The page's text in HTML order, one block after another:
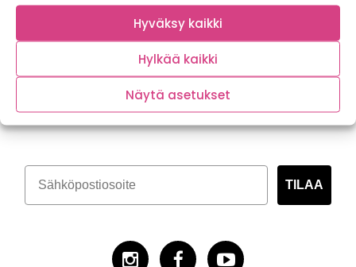
Hyväksy kaikki
Hylkää kaikki
Näytä asetukset
Tilaa kasvispitoinen uutiskirje
TILAA